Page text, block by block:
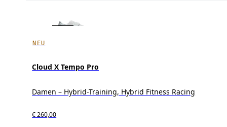
NEU
Cloud X Tempo Pro
Damen – Hybrid-Training, Hybrid Fitness Racing
€ 260,00